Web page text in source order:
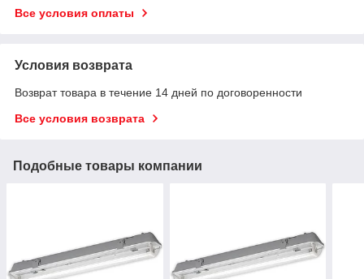
Все условия оплаты
Условия возврата
Возврат товара в течение 14 дней по договоренности
Все условия возврата
Подобные товары компании